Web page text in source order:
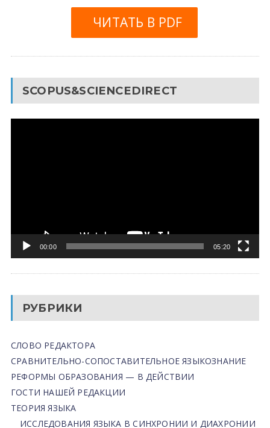
ЧИТАТЬ В PDF
SCOPUS&SCIENCEDIRECT
00:00 05:20
РУБРИКИ
СЛОВО РЕДАКТОРА
СРАВНИТЕЛЬНО-СОПОСТАВИТЕЛЬНОЕ ЯЗЫКОЗНАНИЕ
РЕФОРМЫ ОБРАЗОВАНИЯ — В ДЕЙСТВИИ
ГОСТИ НАШЕЙ РЕДАКЦИИ
ТЕОРИЯ ЯЗЫКА
ИССЛЕДОВАНИЯ ЯЗЫКА В СИНХРОНИИ И ДИАХРОНИИ